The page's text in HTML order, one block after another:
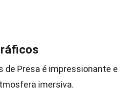
de Presa é impressionante e
imersiva.